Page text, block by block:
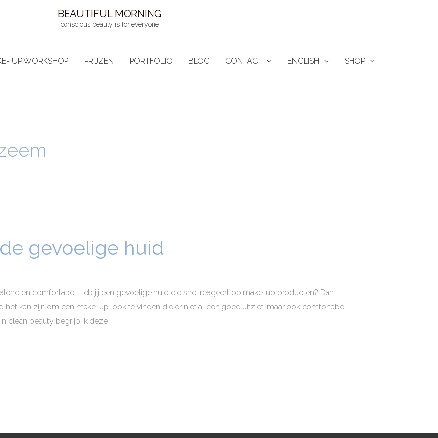
BEAUTIFUL MORNING
conscious beauty is for everyone
UP WORKSHOP PRIJZEN PORTFOLIO BLOG CONTACT ENGLISH SHOP
gevoelige huid
en comfortabel Heb jij een gevoelige huid die snel reageert op make-up producten? Dan
het kan zijn om een make-up look te vinden die er niet alleen goed uitziet, maar ook comfortabel
clean beauty begrijp ik deze […]